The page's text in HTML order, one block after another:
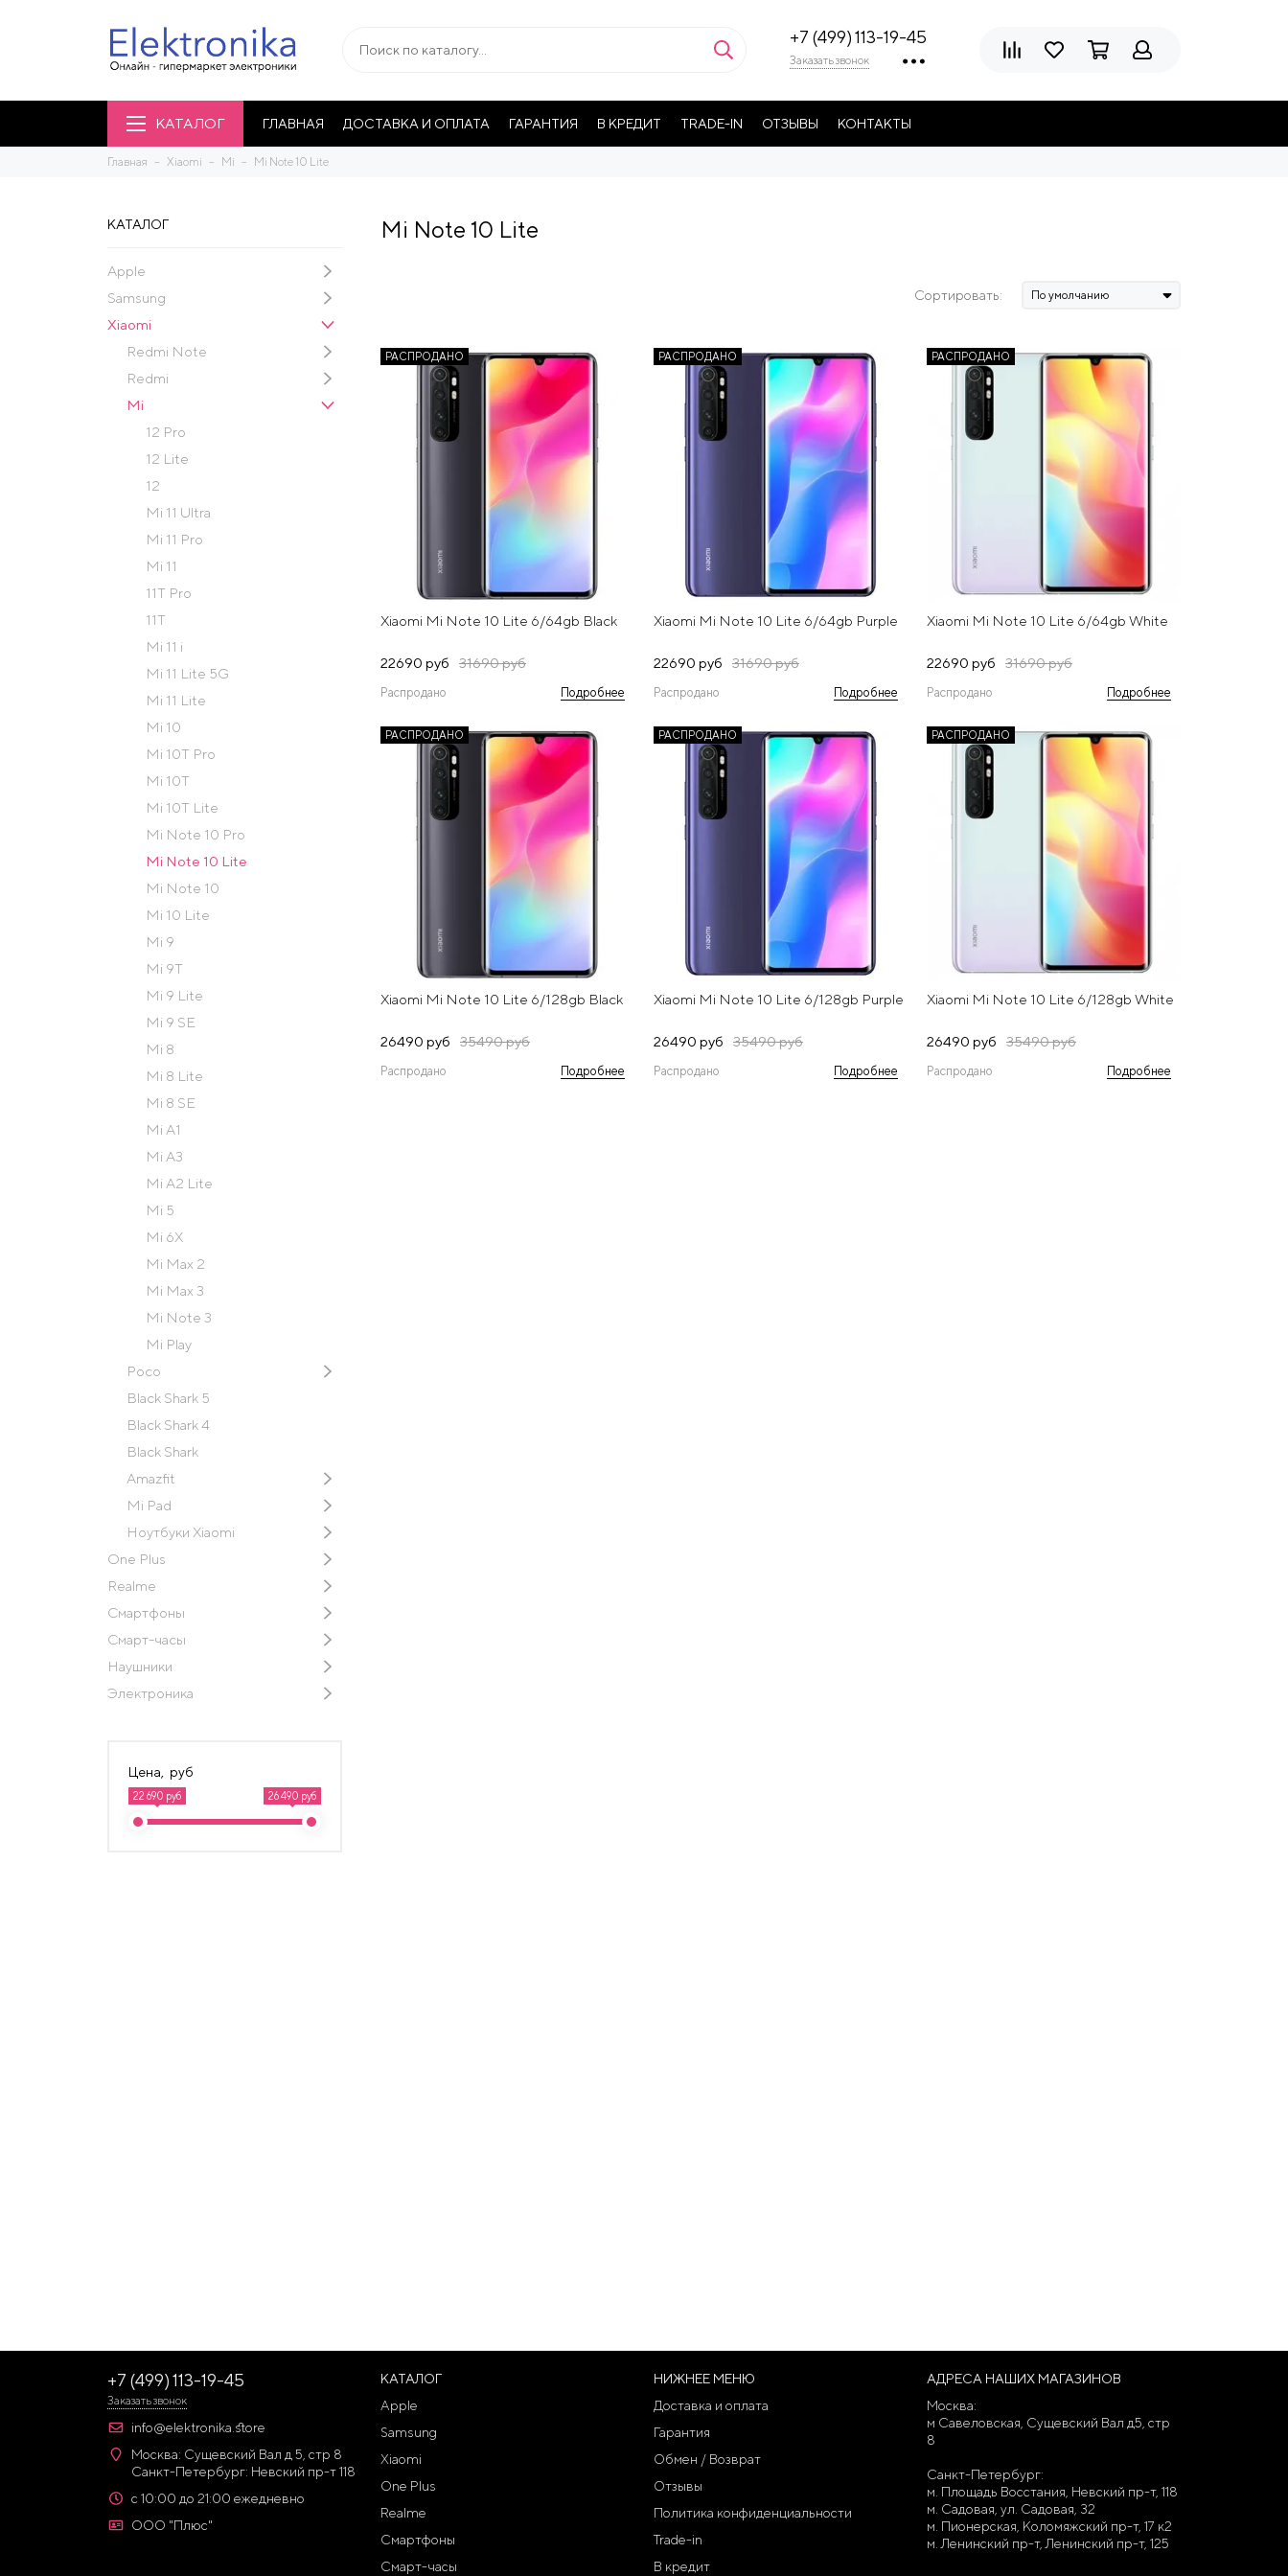
+7 (499) 113-19-45
Заказать звонок
КАТАЛОГ ГЛАВНАЯ ДОСТАВКА И ОПЛАТА ГАРАНТИЯ В КРЕДИТ TRADE-IN ОТЗЫВЫ КОНТАКТЫ
Главная Xiaomi Mi Mi Note 10 Lite
КАТАЛОГ
Apple
Samsung
Xiaomi
Redmi Note
Redmi
Mi
12 Pro
12 Lite
12
Mi 11 Ultra
Mi 11 Pro
Mi 11
11T Pro
11T
Mi 11 i
Mi 11 Lite 5G
Mi 11 Lite
Mi 10
Mi 10T Pro
Mi 10T
Mi 10T Lite
Mi Note 10 Pro
Mi Note 10 Lite
Mi Note 10
Mi 10 Lite
Mi 9
Mi 9T
Mi 9 Lite
Mi 9 SE
Mi 8
Mi 8 Lite
Mi 8 SE
Mi A1
Mi A3
Mi A2 Lite
Mi 5
Mi 6X
Mi Max 2
Mi Max 3
Mi Note 3
Mi Play
Poco
Black Shark 5
Black Shark 4
Black Shark
Amazfit
Mi Pad
Ноутбуки Xiaomi
One Plus
Realme
Смартфоны
Смарт-часы
Наушники
Электроника
Цена, руб
22 690 руб 26 490 руб
Mi Note 10 Lite
Сортировать:
РАСПРОДАНО
Xiaomi Mi Note 10 Lite 6/64gb Black
22690 руб 31690 руб
Распродано Подробнее
РАСПРОДАНО
Xiaomi Mi Note 10 Lite 6/64gb Purple
22690 руб 31690 руб
Распродано Подробнее
РАСПРОДАНО
Xiaomi Mi Note 10 Lite 6/64gb White
22690 руб 31690 руб
Распродано Подробнее
РАСПРОДАНО
Xiaomi Mi Note 10 Lite 6/128gb Black
26490 руб 35490 руб
Распродано Подробнее
РАСПРОДАНО
Xiaomi Mi Note 10 Lite 6/128gb Purple
26490 руб 35490 руб
Распродано Подробнее
РАСПРОДАНО
Xiaomi Mi Note 10 Lite 6/128gb White
26490 руб 35490 руб
Распродано Подробнее
+7 (499) 113-19-45
Заказать звонок
info@elektronika.store
Москва: Сущевский Вал д 5, стр 8
Санкт-Петербург: Невский пр-т 118
с 10:00 до 21:00 ежедневно
ООО "Плюс"
КАТАЛОГ
Apple
Samsung
Xiaomi
One Plus
Realme
Смартфоны
Смарт-часы
НИЖНЕЕ МЕНЮ
Доставка и оплата
Гарантия
Обмен / Возврат
Отзывы
Политика конфиденциальности
Trade-in
В кредит
АДРЕСА НАШИХ МАГАЗИНОВ
Москва:
м Савеловская, Сущевский Вал д5, стр
8
Санкт-Петербург:
м. Площадь Восстания, Невский пр-т, 118
м. Садовая, ул. Садовая, 32
м. Пионерская, Коломяжский пр-т, 17 к2
м. Ленинский пр-т, Ленинский пр-т, 125